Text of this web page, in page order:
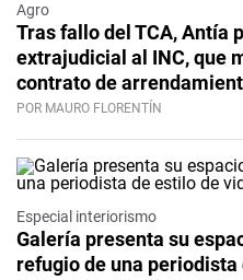
Agro
Tras fallo del TCA, Antía
extrajudicial al INC, que
contrato de
POR MAURO FLORENTÍN
Especial interiorismo
Galería presenta su
refugio de una periodista